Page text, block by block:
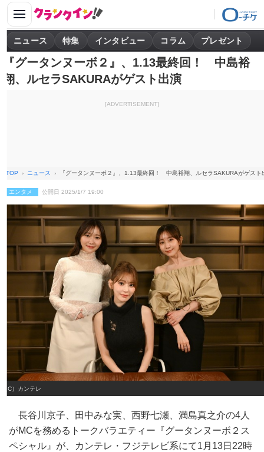
ニュース 特集 インタビュー コラム プレゼント
『グータンヌーボ２』、1.13最終回！ 中島裕
翔、ルセラSAKURAがゲスト出演
[ADVERTISEMENT]
TOP ニュース 『グータンヌーボ２』、1.13最終回！ 中島裕翔、ルセラSAKURAがゲスト
エンタメ 公開日 2025/1/7 19:00
（C）カンテレ
長谷川京子、田中みな実、西野七瀬、満島真之介の4人
がMCを務めるトークバラエティー『グータンヌーボ２ス
ペシャル』が、カンテレ・フジテレビ系にて1月13日22時